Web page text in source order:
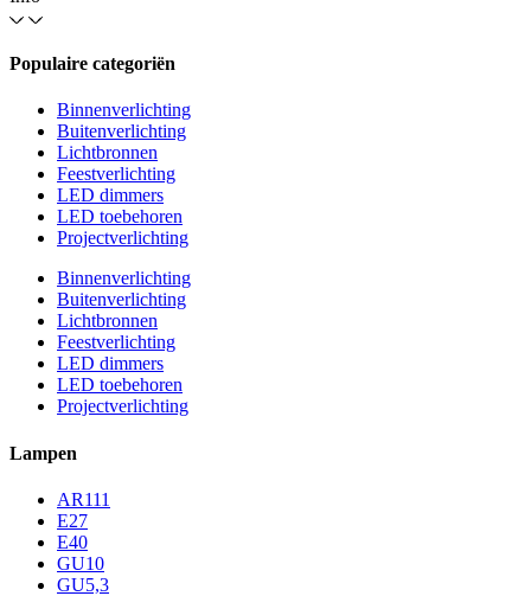
Populaire categoriën
Binnenverlichting
Buitenverlichting
Lichtbronnen
Feestverlichting
LED dimmers
LED toebehoren
Projectverlichting
Binnenverlichting
Buitenverlichting
Lichtbronnen
Feestverlichting
LED dimmers
LED toebehoren
Projectverlichting
Lampen
AR111
E27
E40
GU10
GU5,3